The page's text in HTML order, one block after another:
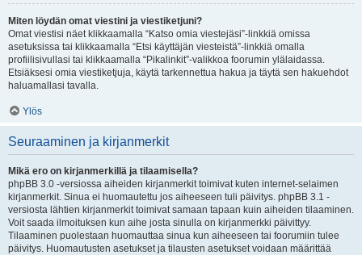
Miten löydän omat viestini ja viestiketjuni?
Omat viestisi näet klikkaamalla “Katso omia viestejäsi”-linkkiä omissa
asetuksissa tai klikkaamalla “Etsi käyttäjän viesteistä”-linkkiä omalla
profiilisivullasi tai klikkaamalla “Pikalinkit”-valikkoa foorumin ylälaidassa.
Etsiäksesi omia viestiketjuja, käytä tarkennettua hakua ja täytä sen hakuehdot
haluamallasi tavalla.
Ylös
Seuraaminen ja kirjanmerkit
Mikä ero on kirjanmerkillä ja tilaamisella?
phpBB 3.0 -versiossa aiheiden kirjanmerkit toimivat kuten internet-selaimen
kirjanmerkit. Sinua ei huomautettu jos aiheeseen tuli päivitys. phpBB 3.1 -
versiosta lähtien kirjanmerkit toimivat samaan tapaan kuin aiheiden tilaaminen.
Voit saada ilmoituksen kun aihe josta sinulla on kirjanmerkki päivittyy.
Tilaaminen puolestaan huomauttaa sinua kun aiheeseen tai foorumiin tulee
päivitys. Huomautusten asetukset ja tilausten asetukset voidaan määrittää